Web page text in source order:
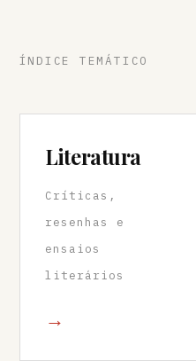
ÍNDICE TEMÁTICO
Literatura
Críticas,
resenhas e
ensaios
literários
→